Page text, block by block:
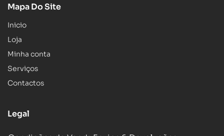
Mapa Do Site
Inicio
Loja
Minha conta
Serviços
Contactos
Legal